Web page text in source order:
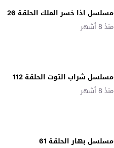
مسلسل اذا خسر الملك الحلقة 26
منذ 8 أشهر
مسلسل شراب التوت الحلقة 112
منذ 8 أشهر
مسلسل بهار الحلقة 61